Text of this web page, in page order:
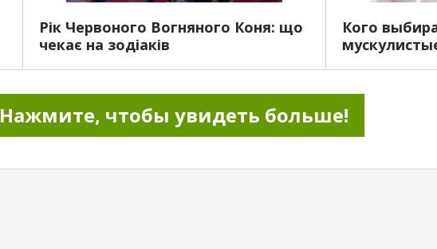
Рік Червоного Вогняного Коня: що
чекає на зодіаків
Кого
Нажмите, чтобы увидеть больше!